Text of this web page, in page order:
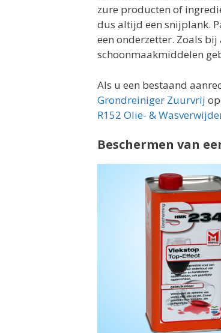
zure producten of
dus altijd een snijplank.
een onderzetter. Zoals
schoonmaakmiddelen
Als u een bestaand
Grondreiniger Zuurvrij
R152 Olie- &
Beschermen van